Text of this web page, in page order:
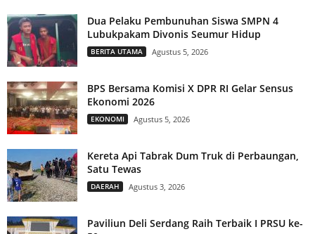
Dua Pelaku Pembunuhan Siswa SMPN 4
Lubukpakam Divonis Seumur Hidup
BERITA UTAMA Agustus 5, 2026
BPS Bersama Komisi X DPR RI Gelar Sensus
Ekonomi 2026
EKONOMI Agustus 5, 2026
Kereta Api Tabrak Dum Truk di Perbaungan,
Satu Tewas
DAERAH Agustus 3, 2026
Paviliun Deli Serdang Raih Terbaik I PRSU ke-